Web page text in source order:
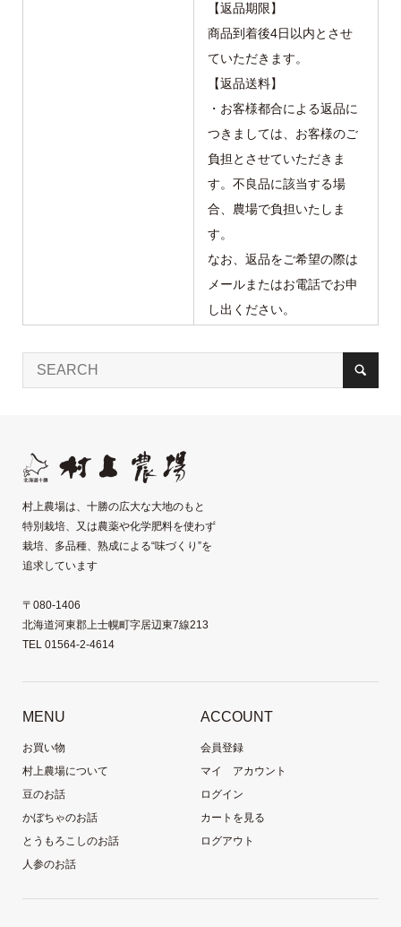
【返品期限】
商品到着後4日以内とさせ
ていただきます。
【返品送料】
・お客様都合による返品に
つきましては、お客様のご
負担とさせていただきま
す。不良品に該当する場
合、農場で負担いたしま
す。
なお、返品をご希望の際は
メールまたはお電話でお申
し出ください。
村上農場は、十勝の広大な大地のもと
特別栽培、又は農薬や化学肥料を使わず
栽培、多品種、熟成による“味づくり”を
追求しています
〒080-1406
北海道河東郡上士幌町字居辺東7線213
TEL 01564-2-4614
MENU
お買い物
村上農場について
豆のお話
かぼちゃのお話
とうもろこしのお話
人参のお話
ACCOUNT
会員登録
マイ アカウント
ログイン
カートを見る
ログアウト